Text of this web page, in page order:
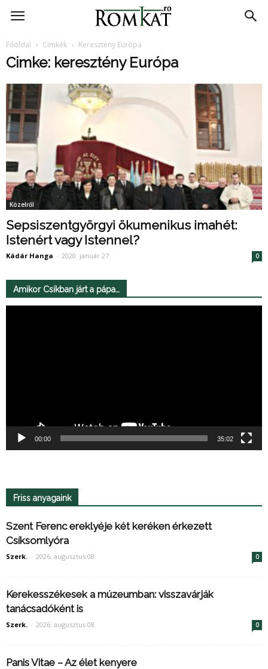
RomKat.ro
Főoldal Cimkék Keresztény Európa
Cimke: keresztény Európa
Közelről
Sepsiszentgyörgyi ökumenikus imahét:
Istenért vagy Istennel?
Kádár Hanga - 2020. január 27. 0
Amikor Csíkban járt a pápa…
00:00 35:02
Friss anyagaink
Szent Ferenc ereklyéje két keréken érkezett
Csíksomlyóra
Szerk. - 2026. augusztus 08. 0
Kerekesszékesek a múzeumban: visszavárják
tanácsadóként is
Szerk. - 2026. augusztus 08. 0
Panis Vitae – Az élet kenyere